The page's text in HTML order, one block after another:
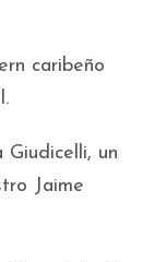
caribeño
Giudicelli, un
Jaime